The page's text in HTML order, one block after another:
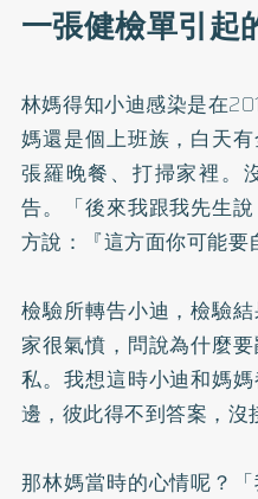
一張健檢單引起
林媽得知小迪感染是在
媽還是個上班族，白天
張羅晚餐、打掃家裡。
告。「後來我跟我先生
方說：『這方面你可能要
檢驗所轉告小迪，檢驗
家很氣憤，問說為什麼
私。我想這時小迪和媽
邊，彼此得不到答案，
那林媽當時的心情呢？